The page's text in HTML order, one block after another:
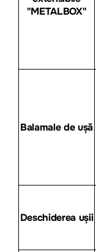
"METALBOX"
Balamale de ușă
Deschiderea ușii